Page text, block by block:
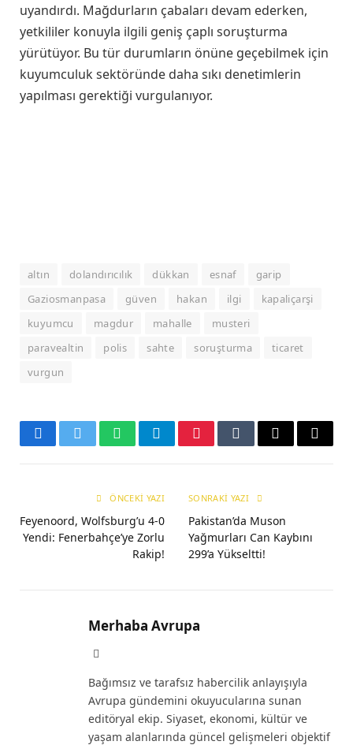
uyandırdı. Mağdurların çabaları devam ederken,
yetkililer konuyla ilgili geniş çaplı soruşturma
yürütüyor. Bu tür durumların önüne geçebilmek için
kuyumculuk sektöründe daha sıkı denetimlerin
yapılması gerektiği vurgulanıyor.
altın dolandırıcılık dükkan esnaf
garip
Gaziosmanpasa
güven hakan ilgi
kapaliçarşi
kuyumcu
magdur mahalle
musteri
paravealtin
polis sahte soruşturma
ticaret
vurgun
FacebookTwitterWhatsAppTelegramPinterestTumblrE-
Copy
ÖNCEKI YAZI
Feyenoord, Wolfsburg’u 4-0
Yendi: Fenerbahçe’ye Zorlu
Rakip!
SONRAKI YAZI
Pakistan’da Muson
Yağmurları Can Kaybını
299’a Yükseltti!
Merhaba Avrupa
Bağımsız ve tarafsız habercilik anlayışıyla
Avrupa gündemini okuyucularına sunan
editöryal ekip. Siyaset, ekonomi, kültür ve
yaşam alanlarında güncel gelişmeleri objektif